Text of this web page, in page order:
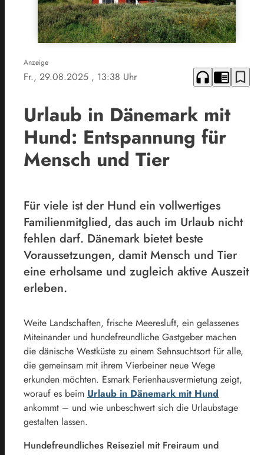
Anzeige
Fr., 29.08.2025 , 13:38 Uhr headphones chrome_reader_mode bookmark_border
Urlaub in Dänemark mit
Hund: Entspannung für
Mensch und Tier
Für viele ist der Hund ein vollwertiges
Familienmitglied, das auch im Urlaub nicht
fehlen darf. Dänemark bietet beste
Voraussetzungen, damit Mensch und Tier
eine erholsame und zugleich aktive Auszeit
erleben.
Weite Landschaften, frische Meeresluft, ein gelassenes
Miteinander und hundefreundliche Gastgeber machen
die dänische Westküste zu einem Sehnsuchtsort für alle,
die gemeinsam mit ihrem Vierbeiner neue Wege
erkunden möchten. Esmark Ferienhausvermietung zeigt,
worauf es beim Urlaub in Dänemark mit Hund
ankommt – und wie unbeschwert sich die Urlaubstage
gestalten lassen.
Hundefreundliches Reiseziel mit Freiraum und